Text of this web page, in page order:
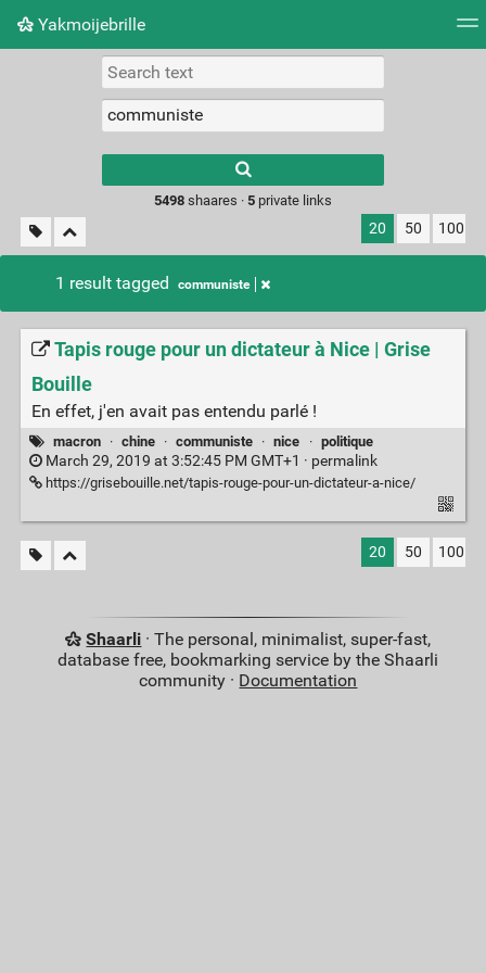
Yakmoijebrille
Picture wall
results.
5498shaares · 5private links
20 50 100
1 result tagged communiste
Tapis rouge pour un dictateur à Nice | Grise
Bouille
En effet, j'en avait pas entendu parlé !
macron · chine · communiste · nice · politique
March 29, 2019 at 3:52:45 PM GMT+1 · permalink
https://grisebouille.net/tapis-rouge-pour-un-dictateur-a-nice/
20 50 100
Shaarli · The personal, minimalist, super-fast,
database free, bookmarking service by the Shaarli
community · Documentation